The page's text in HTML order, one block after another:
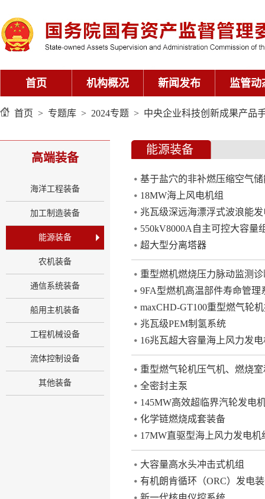
首页 机构概况 新闻发布 监管动
首页 > 专题库 > 2024专题 > 中央企业科技创新成果产品
高端装备
海洋工程装备
加工制造装备
能源装备
农机装备
通信系统装备
船用主机装备
工程机械设备
流体控制设备
其他装备
能源装备
基于盐穴的非补燃压缩空气
18MW海上风电机组
兆瓦级深远海漂浮式波浪能
550kV8000A自主可控大容量
超大型分离塔器
重型燃机燃烧压力脉动监测
9FA型燃机高温部件寿命管理
maxCHD-GT100重型燃气轮
兆瓦级PEM制氢系统
16兆瓦超大容量海上风力发
重型燃气轮机压气机、燃烧
全密封主泵
145MW高效超临界汽轮发电
化学链燃烧成套装备
17MW直驱型海上风力发电机
大容量高水头冲击式机组
有机朗肯循环（ORC）发电